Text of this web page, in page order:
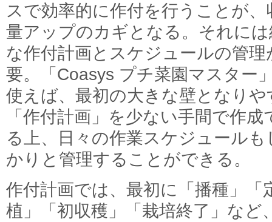
スで効率的に作付を行うことが、
量アップのカギとなる。それに
な作付計画とスケジュールの管理
要。「Coasys プチ菜園マスター
使えば、最初の大きな壁となりや
「作付計画」を少ない手間で作成
る上、日々の作業スケジュールも
かりと管理することができる。
作付計画では、最初に「播種」「
植」「初収穫」「栽培終了」など